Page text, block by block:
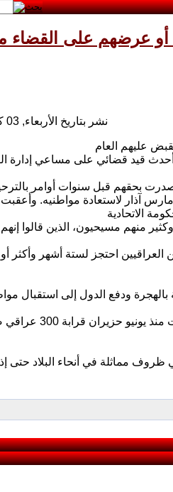
أو عرضهم على
نشر بتاريخ الأربعاء, 03 كانون2/يناير 2018 10:42
عليهم العام
قيد قضائي على مساعي إدارة
منهم مسيحيون، الذين قالوا
العراقيين احتجز لستة أشهر
بالهجرة ودفع الدول إلى استقبال
وتشير معلومات قدمها محامو
مماثلة في أنحاء البلاد حتى